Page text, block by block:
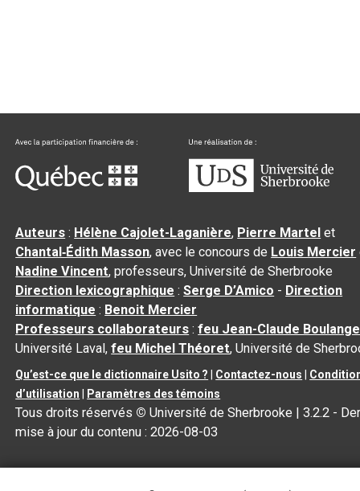
Auteurs : Hélène Cajolet-Laganière, Pierre Martel et
Chantal‑Édith Masson, avec le concours de Louis Mercier
Nadine Vincent, professeurs, Université de Sherbrooke
Direction lexicographique :Serge D’Amico - Direction
informatique : Benoit Mercier
Professeurs collaborateurs :feu Jean-Claude
Université Laval,feu Michel Théoret, Université de
Qu’est-ce que le dictionnaire Usito ? Contactez-nous
d’utilisation
Paramètres des témoins
Tous droits réservés © Université de Sherbrooke |3.2.2 -
mise à jour du contenu :2026-08-03